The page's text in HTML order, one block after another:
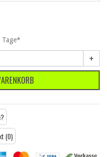
+
(0)